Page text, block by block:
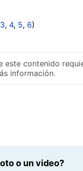
3, 4, 5, 6)
este contenido
información.
o un video?